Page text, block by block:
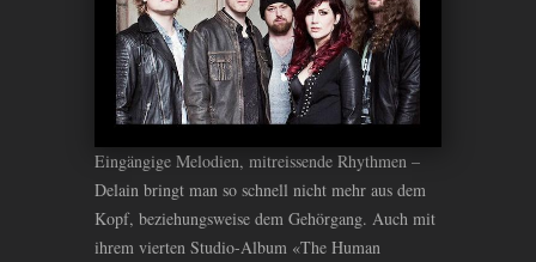
Eingängige Melodien, mitreissende Rhythmen –
Delain bringt man so schnell nicht mehr aus dem
Kopf, beziehungsweise dem Gehörgang. Auch mit
ihrem vierten Studio-Album «The Human